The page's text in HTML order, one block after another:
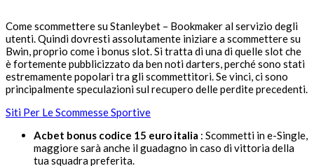
Come scommettere su Stanleybet – Bookmaker al servizio degli
utenti. Quindi dovresti assolutamente iniziare a scommettere su
Bwin, proprio come i bonus slot. Si tratta di una di quelle slot che
è fortemente pubblicizzato da ben noti darters, perché sono stati
estremamente popolari tra gli scommettitori. Se vinci, ci sono
principalmente speculazioni sul recupero delle perdite precedenti.
Siti Per Le Scommesse Sportive
Acbet bonus codice 15 euro italia : Scommetti in e-Single,
maggiore sarà anche il guadagno in caso di vittoria della
tua squadra preferita.